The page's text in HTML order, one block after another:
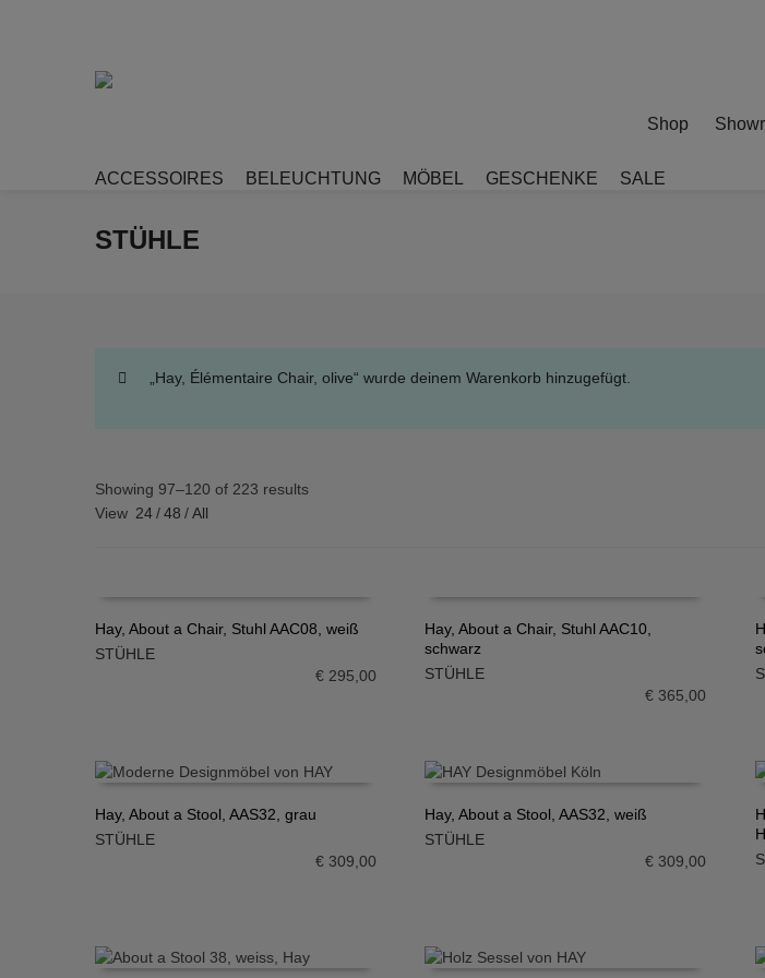
Shop
ACCESSOIRES BELEUCHTUNG MÖBEL GESCHENKE SALE
STÜHLE
„Hay, Élémentaire Chair, olive“ wurde deinem Warenkorb hinzugefügt.
Showing 97–120 of 223 results
View 24/48 /All
IN DEN WARENKORB
Hay, About a Chair, Stuhl AAC08, weiß
STÜHLE
€295,00
IN DEN WARENKORB
Hay, About a Chair, Stuhl AAC10,
schwarz
STÜHLE
€ 365,00
IN DEN WARENKORB
Hay, About a Stool, AAS32, grau
STÜHLE
€309,00
IN DEN WARENKORB
Hay, About a Stool, AAS32, weiß
STÜHLE
€ 309,00